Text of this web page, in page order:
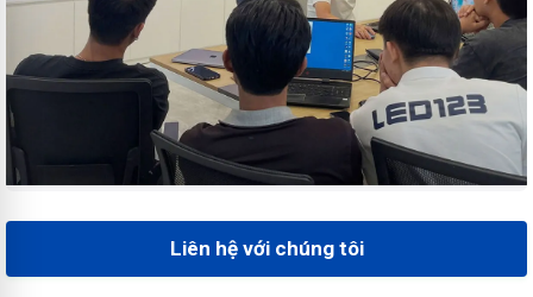
Liên hệ với chúng tôi